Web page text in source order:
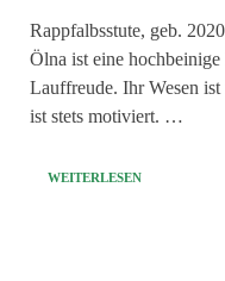
Rappfalbsstute, geb.
Ölna ist eine
Lauffreude. Ihr Wesen
ist stets motiviert. …
WEITERLESEN